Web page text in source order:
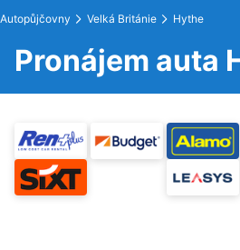
Autopůjčovny Velká Británie Hythe
Pronájem auta